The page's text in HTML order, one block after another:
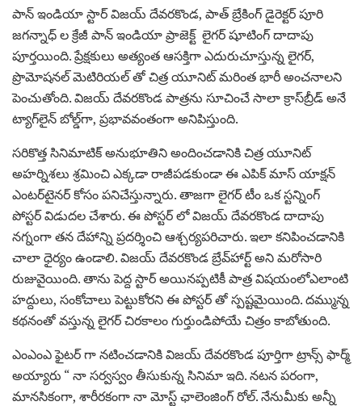
పాన్ ఇండియా స్టార్ విజయ్ దేవరకొండ, పాత్ బ్రేకింగ్ డైరెక్టర్ పూరి
జగన్నాధ్ ల క్రేజీ పాన్ ఇండియా ప్రాజెక్ట్ లైగర్ షూటింగ్ దాదాపు
పూర్తయింది. ప్రేక్షకులు అత్యంత ఆసక్తిగా ఎదురుచూస్తున్న లైగర్,
ప్రొమోషనల్ మెటిరియల్ తో చిత్ర యూనిట్ మరింత భారీ అంచనాలని
పెంచుతోంది. విజయ్ దేవరకొండ పాత్రను సూచించే సాలా క్రాస్‌బ్రీడ్ అనే
ట్యాగ్‌లైన్ బోల్డ్‌గా, ప్రభావవంతంగా అనిపిస్తుంది.
సరికొత్త సినిమాటిక్ అనుభూతిని అందించడానికి చిత్ర యూనిట్
అహర్నిశలు శ్రమించి ఎక్కడా రాజీపడకుండా ఈ ఎపిక్ మాస్ యాక్షన్
ఎంటర్‌టైనర్ కోసం పనిచేస్తున్నారు. తాజగా లైగర్ టీం ఒక స్టన్నింగ్
పోస్టర్ విడుదల చేశారు. ఈ పోస్టర్ లో విజయ్ దేవరకొండ దాదాపు
నగ్నంగా తన దేహాన్ని ప్రదర్శించి ఆశ్చర్యపరిచారు. ఇలా కనిపించడానికి
చాలా ధైర్యం ఉండాలి. విజయ్ దేవరకొండ బ్రేవ్‌హార్ట్ అని మరోసారి
రుజువైయింది. తాను పెద్ద స్టార్ అయినప్పటికీ పాత్ర విషయంలోఎలాంటి
హద్దులు, సంకోచాలు పెట్టుకోరని ఈ పోస్టర్ తో స్పష్టమైయింది. దమ్మున్న
కథనంతో వస్తున్న లైగర్ చిరకాలం గుర్తుండిపోయే చిత్రం కాబోతుంది.
ఎంఎంఎ ఫైటర్‌ గా నటించడానికి విజయ్ దేవరకొండ పూర్తిగా ట్రాన్స్ ఫార్మ్
అయ్యారు “ నా సర్వస్వం తీసుకున్న సినిమా ఇది. నటన పరంగా,
మానసికంగా, శారీరకంగా నా మోస్ట్ ఛాలెంజింగ్ రోల్. నేనుమీకు అన్నీ